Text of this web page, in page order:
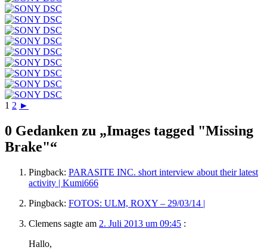
1 2 ►
0 Gedanken zu „Images tagged "Missing
Brake"“
Pingback: PARASITE INC. short interview about their latest
activity | Kumi666
Pingback: FOTOS: ULM, ROXY – 29/03/14 |
Clemens sagte am 2. Juli 2013 um 09:45 :
Hallo,